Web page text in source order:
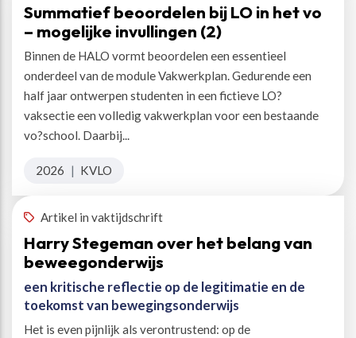
Summatief beoordelen bij LO in het vo
– mogelijke invullingen (2)
Binnen de HALO vormt beoordelen een essentieel
onderdeel van de module Vakwerkplan. Gedurende een
half jaar ontwerpen studenten in een fictieve LO?
vaksectie een volledig vakwerkplan voor een bestaande
vo?school. Daarbij...
2026 | KVLO
Artikel in vaktijdschrift
Harry Stegeman over het belang van
beweegonderwijs
een kritische reflectie op de legitimatie en de
toekomst van bewegingsonderwijs
Het is even pijnlijk als verontrustend: op de